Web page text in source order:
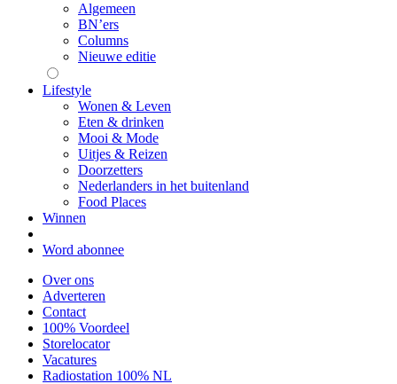
Algemeen
BN’ers
Columns
Nieuwe editie
Lifestyle
Wonen & Leven
Eten & drinken
Mooi & Mode
Uitjes & Reizen
Doorzetters
Nederlanders in het buitenland
Food Places
Winnen
Word abonnee
Over ons
Adverteren
Contact
100% Voordeel
Storelocator
Vacatures
Radiostation 100% NL